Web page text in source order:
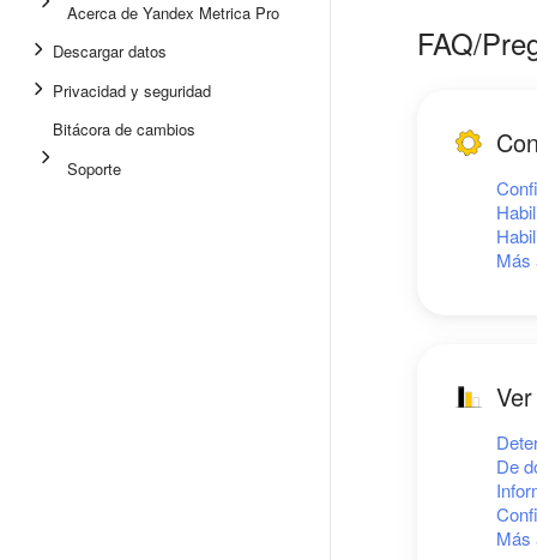
Acerca de Yandex Metrica Pro
Descargar datos
Privacidad y seguridad
Bitácora de cambios
Soporte
FAQ/
Más
De
Más